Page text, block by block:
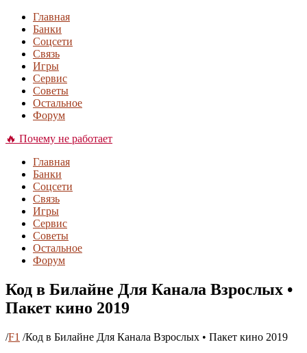
Главная
Банки
Соцсети
Связь
Игры
Сервис
Советы
Остальное
Форум
🔥 Почему не работает
Главная
Банки
Соцсети
Связь
Игры
Сервис
Советы
Остальное
Форум
Код в Билайне Для Канала Взрослых •
Пакет кино 2019
/F1 /Код в Билайне Для Канала Взрослых • Пакет кино 2019